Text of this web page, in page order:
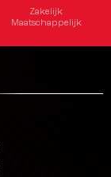
Zakelijk
Maatschappelijk